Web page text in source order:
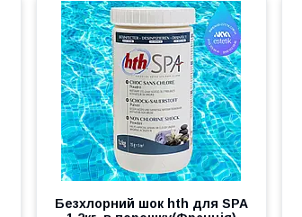
Безхлорний шок hth для SPA